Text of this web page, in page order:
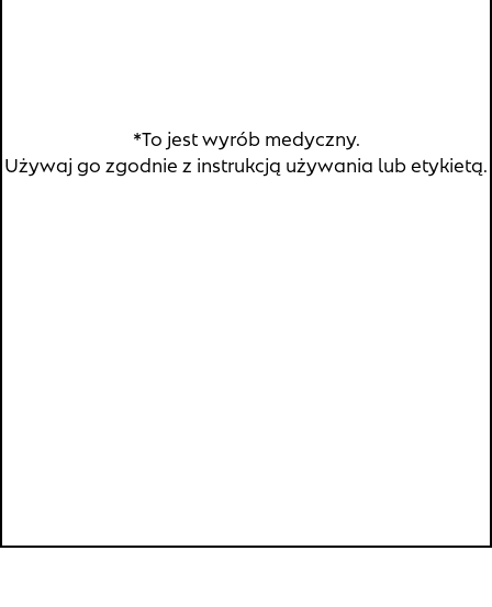
Copyright © 2026 Verco S.A. Polityka prywatności
*To jest wyrób medyczny.
Używaj go zgodnie z instrukcją używania lub etykietą.